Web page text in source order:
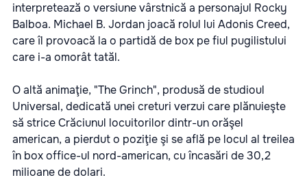
interpretează o versiune vârstnică a personajul Rocky
Balboa. Michael B. Jordan joacă rolul lui Adonis Creed,
care îl provoacă la o partidă de box pe fiul pugilistului
care i-a omorât tatăl.
O altă animaţie, "The Grinch", produsă de studioul
Universal, dedicată unei creturi verzui care plănuieşte
să strice Crăciunul locuitorilor dintr-un orăşel
american, a pierdut o poziţie şi se află pe locul al treilea
în box office-ul nord-american, cu încasări de 30,2
milioane de dolari.